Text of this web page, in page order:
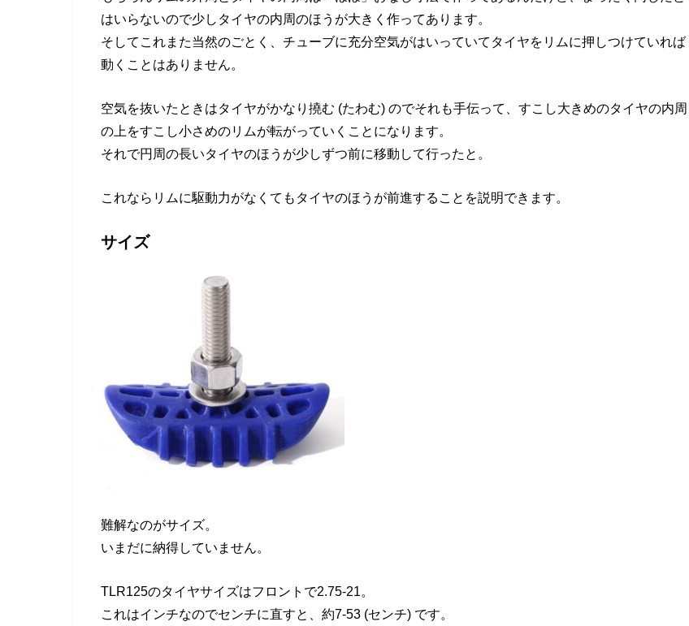
はいらないので少しタイヤの内周のほうが大きく作ってあります。
そしてこれまた当然のごとく、チューブに充分空気がはいっていてタイヤをリムに押しつけていれば
動くことはありません。
空気を抜いたときはタイヤがかなり撓む (たわむ) のでそれも手伝って、すこし大きめのタイヤの内周
の上をすこし小さめのリムが転がっていくことになります。
それで円周の長いタイヤのほうが少しずつ前に移動して行ったと。
これならリムに駆動力がなくてもタイヤのほうが前進することを説明できます。
サイズ
難解なのがサイズ。
いまだに納得していません。
TLR125のタイヤサイズはフロントで2.75-21。
これはインチなのでセンチに直すと、約7-53 (センチ) です。